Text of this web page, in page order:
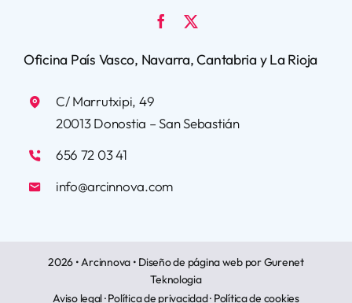
Oficina País Vasco, Navarra, Cantabria y La Rioja
C/ Marrutxipi, 49
20013 Donostia – San Sebastián
656 72 03 41
info@arcinnova.com
2026 • Arcinnova • Diseño de página webpor Gurenet
Teknologia
Aviso legal·Política de privacidad· Política de cookies